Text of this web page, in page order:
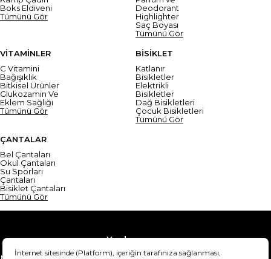
Boks Eldiveni
Tümünü Gör
Deodorant
Highlighter
Saç Boyası
Tümünü Gör
VİTAMİNLER
C Vitamini
Bağışıklık
Bitkisel Ürünler
Glukozamin Ve
Eklem Sağlığı
Tümünü Gör
BİSİKLET
Katlanır
Bisikletler
Elektrikli
Bisikletler
Dağ Bisikletleri
Çocuk Bisikletleri
Tümünü Gör
ÇANTALAR
Bel Çantaları
Okul Çantaları
Su Sporları
Çantaları
Bisiklet Çantaları
Tümünü Gör
Yardım